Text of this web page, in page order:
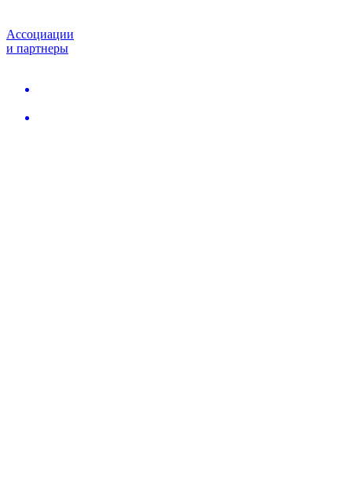
Ассоциации
и партнеры